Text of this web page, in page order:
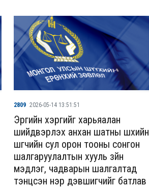
2809 2026-05-14 13:51:51
Эрүүгийн хэргийг харьяалан
шийдвэрлэх анхан шатны шүүхийн
шүүгчийн сул орон тооны сонгон
шалгаруулалтын хууль зүйн
мэдлэг, чадварын шалгалтад
тэнцсэн нэр дэвшигчийг батлав